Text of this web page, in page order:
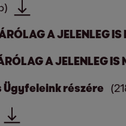
A JELENLEG IS
A JELENLEG IS
részére